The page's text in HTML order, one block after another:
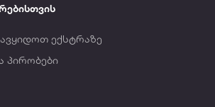
ექსტრაზე
პირობები